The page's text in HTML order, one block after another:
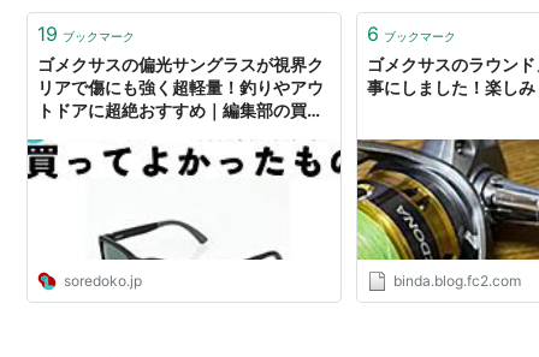
19 ブックマーク
ゴメクサスの偏光サングラスが視界ク
リアで傷にも強く超軽量！釣りやアウ
トドアに超絶おすすめ｜編集部の買っ
soredoko.jp
6 ブックマーク
ゴメクサスのラウン
事にしました！楽し
binda.blog.fc2.com